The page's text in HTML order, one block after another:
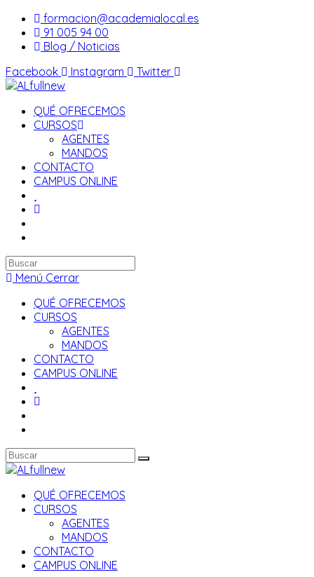
Saltar
contenido
formacion@academialocal.es
91 005 94 00
Blog / Noticias
Facebook
Instagram Twitter
QUÉ OFRECEMOS
CURSOS
AGENTES
MANDOS
CONTACTO
CAMPUS ONLINE
Buscar
en
web
Menú Cerrar
QUÉ OFRECEMOS
CURSOS
AGENTES
MANDOS
CONTACTO
CAMPUS ONLINE
QUÉ OFRECEMOS
CURSOS
AGENTES
MANDOS
CONTACTO
CAMPUS ONLINE